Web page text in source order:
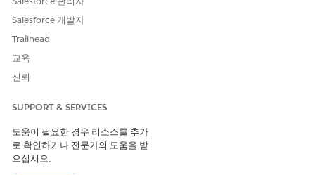
Salesforce 개발자
Trailhead
교육
신뢰
SUPPORT & SERVICES
도움이 필요한 경우 리소스를 추가
로 확인하거나 전문가의 도움을 받
으십시오.